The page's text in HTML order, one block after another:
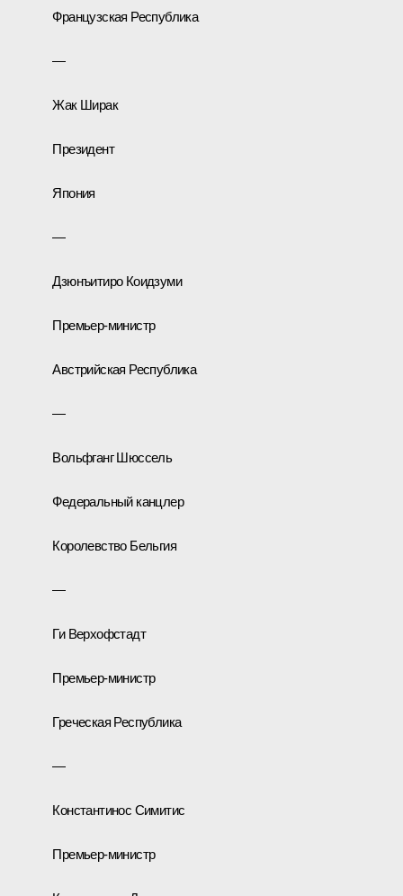
Французская Республика
—
Жак Ширак
Президент
Япония
—
Дзюнъитиро Коидзуми
Премьер-министр
Австрийская Республика
—
Вольфганг Шюссель
Федеральный канцлер
Королевство Бельгия
—
Ги Верхофстадт
Премьер-министр
Греческая Республика
—
Константинос Симитис
Премьер-министр